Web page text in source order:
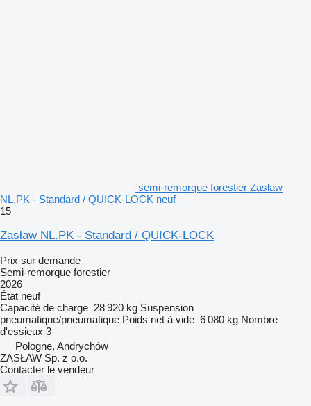
semi-remorque forestier Zasław
NL.PK - Standard / QUICK-LOCK neuf
15
Zasław NL.PK - Standard / QUICK-LOCK
Prix sur demande
Semi-remorque forestier
2026
État neuf
Capacité de charge 28 920 kg Suspension
pneumatique/pneumatique Poids net à vide 6 080 kg Nombre
d'essieux 3
Pologne, Andrychów
ZASŁAW Sp. z o.o.
Contacter le vendeur